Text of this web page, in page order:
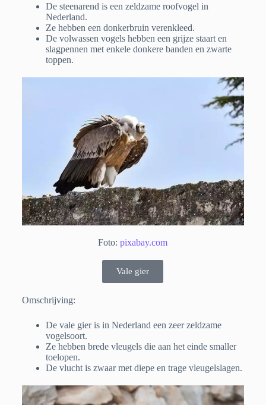
De steenarend is een zeldzame roofvogel in
Nederland.
Ze hebben een donkerbruin verenkleed.
De volwassen vogels hebben een grijze staart en
slagpennen met enkele donkere banden en zwarte
toppen.
Foto:pixabay.com
Vale gier
Omschrijving:
De vale gier is in Nederland een zeer zeldzame
vogelsoort.
Ze hebben brede vleugels die aan het einde smaller
toelopen.
De vlucht is zwaar met diepe en trage vleugelslagen.